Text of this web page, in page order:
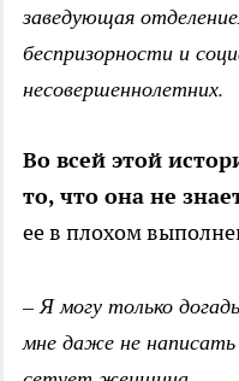
заведующая
беспризорности и
несовершеннолетних.
Во всей этой
то, что она не
ее в плохом
– Я могу только
мне даже не написать